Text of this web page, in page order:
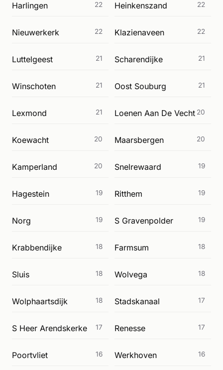
Harlingen 22 Heinkenszand 22
Nieuwerkerk 22 Klazienaveen 22
Luttelgeest 21 Scharendijke 21
Winschoten 21 Oost Souburg 21
Lexmond 21 Loenen Aan De Vecht 20
Koewacht 20 Maarsbergen 20
Kamperland 20 Snelrewaard 19
Hagestein 19 Ritthem 19
Norg 19 S Gravenpolder 19
Krabbendijke 18 Farmsum 18
Sluis 18 Wolvega 18
Wolphaartsdijk 18 Stadskanaal 17
S Heer Arendskerke 17 Renesse 17
Poortvliet 16 Werkhoven 16